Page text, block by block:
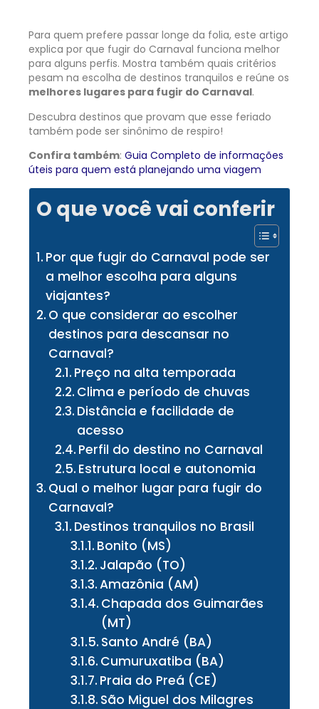
Para quem prefere passar longe da folia, este artigo
explica por que fugir do Carnaval funciona melhor
para alguns perfis. Mostra também quais critérios
pesam na escolha de destinos tranquilos e reúne os
melhores lugares para fugir do Carnaval.
Descubra destinos que provam que esse feriado
também pode ser sinônimo de respiro!
Confira também: Guia Completo de informações
úteis para quem está planejando uma viagem
O que você vai conferir
Por que fugir do Carnaval pode ser
a melhor escolha para alguns
viajantes?
O que considerar ao escolher
destinos para descansar no
Carnaval?
Preço na alta temporada
Clima e período de chuvas
Distância e facilidade de
acesso
Perfil do destino no Carnaval
Estrutura local e autonomia
Qual o melhor lugar para fugir do
Carnaval?
Destinos tranquilos no Brasil
Bonito (MS)
Jalapão (TO)
Amazônia (AM)
Chapada dos Guimarães
(MT)
Santo André (BA)
Cumuruxatiba (BA)
Praia do Preá (CE)
São Miguel dos Milagres